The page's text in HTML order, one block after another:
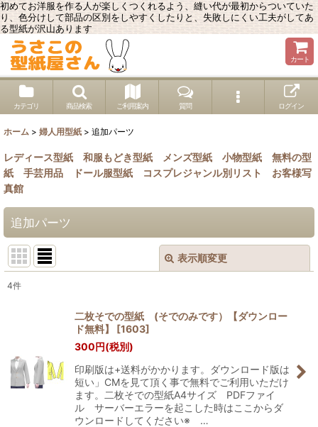
初めてお洋服を作る人が楽しくつくれるよう、縫い代が最初からついていた
り、色分けして部品の区別をしやすくしたりと、失敗しにくい工夫がしてあ
る型紙が沢山あります
カート
カテゴリ 商品検索 ご利用案内 質問 ログイン
ホーム > 婦人用型紙 > 追加パーツ
レディース型紙 和服もどき型紙 メンズ型紙 小物型紙
無料の型
紙
手芸用品 ドール服型紙 コスプレジャンル別リスト
お客様写
真館
追加パーツ
表示順変更
絞り込む
4件
二枚そでの型紙 (そでのみです）【ダウンロー
ド無料】
[1603]
300円(税別)
印刷版は+送料がかかります。ダウンロード版は
短い」CMを見て頂く事で無料でご利用いただけ
ます。二枚そでの型紙A4サイズ PDFファイ
ル サーバーエラーを起こした時はここからダ
ウンロードしてください※ …